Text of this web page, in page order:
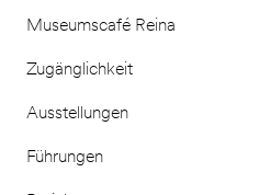
Museumscafé Reina
Zugänglichkeit
Ausstellungen
Führungen